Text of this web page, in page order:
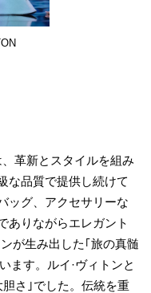
革新とスタイルを組み
な品質で提供し続けて
ッグ、アクセサリーな
ありながらエレガント
が生み出した｢旅の真髄
ます。ルイ·ヴィトンと
さ｣でした。伝統を重